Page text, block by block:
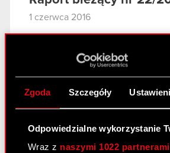
Zgoda Szczegóły
Odpowiedzialne wykorzystanie
Wraz z naszymi 1022 partnerami
1 czerwca 2016
Temat: Ustalenie jednolitego
Podstawa prawna: Art. 56 ust. 1
ofercie – informacje bieżące i
raportu: Zarząd spółki pod firmą
z siedzibą w Warszawie (03-301)…
PDF Ustalenie jednolitego